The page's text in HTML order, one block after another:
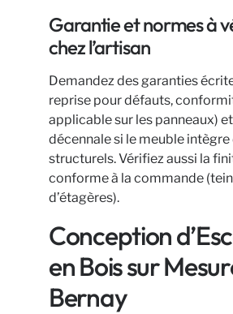
Garantie et normes à
chez l’artisan
Demandez des garanties
reprise pour défauts,
applicable sur les panneaux)
décennale si le meuble
structurels. Vérifiez aussi la
conforme à la commande
d’étagères).
Conception
en Bois sur
Bernay